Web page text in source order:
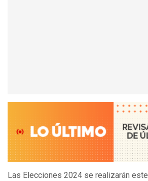
Las Elecciones 2024 se realizarán este